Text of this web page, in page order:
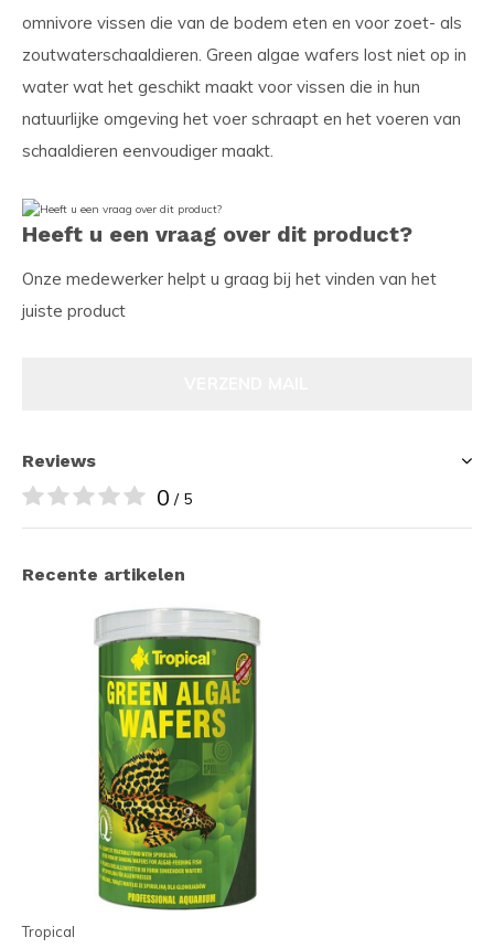
omnivore vissen die van de bodem eten en voor zoet- als
zoutwaterschaaldieren. Green algae wafers lost niet op in
water wat het geschikt maakt voor vissen die in hun
natuurlijke omgeving het voer schraapt en het voeren van
schaaldieren eenvoudiger maakt.
Heeft u een vraag over dit product?
Onze medewerker helpt u graag bij het vinden van het
juiste product
Reviews
0 / 5
Recente artikelen
Tropical